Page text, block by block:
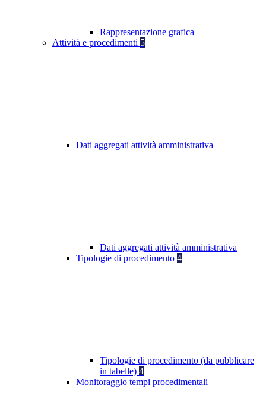
Rappresentazione grafica
Attività e procedimenti 5
Dati aggregati attività amministrativa
Dati aggregati attività amministrativa
Tipologie di procedimento 4
Tipologie di procedimento (da pubblicare
in tabelle) 4
Monitoraggio tempi procedimentali